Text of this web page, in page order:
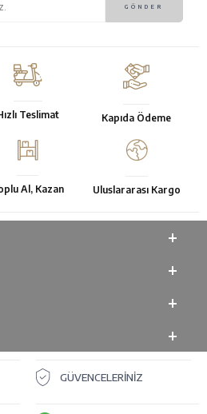
Teslimat Kapıda Ödeme
Al, Kazan Uluslararası Kargo
GÜVENCELERİNİZ